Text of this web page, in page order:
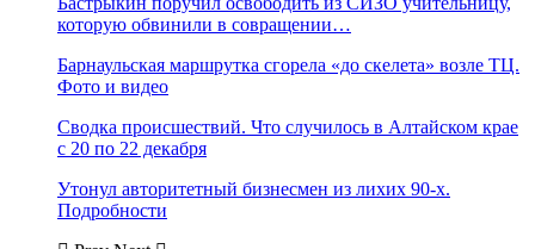
которую обвинили в совращении…
Барнаульская маршрутка сгорела «до скелета» возле ТЦ.
Фото и видео
Сводка происшествий. Что случилось в Алтайском крае
с 20 по 22 декабря
Утонул авторитетный бизнесмен из лихих 90-х.
Подробности